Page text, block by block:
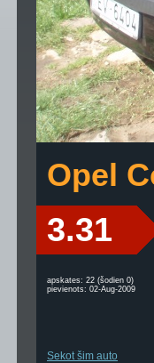
Opel
3.31
apskates: 22 (šodien 0)
pievienots: 02-Aug-2009
Sekot šim auto